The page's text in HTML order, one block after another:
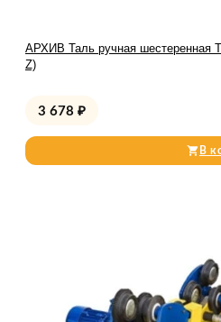
АРХИВ Таль ручная шестеренная
Z)
3 678 ₽
В